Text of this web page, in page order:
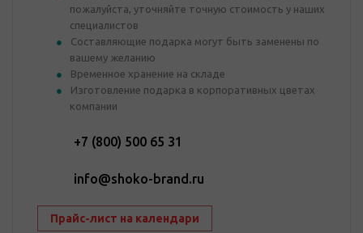
пожалуйста, уточняйте точную стоимость у наших
специалистов
Составляющие подарка могут быть заменены по
вашему желанию
Временное хранение на складе
Изготовление подарка в корпоративных цветах
компании
+7 (800) 500 65 31
info@shoko-brand.ru
Прайс-лист на календари